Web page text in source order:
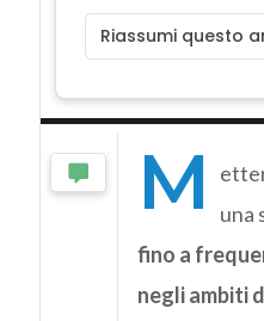
Riassumi questo
M
una
fino a
negli ambiti